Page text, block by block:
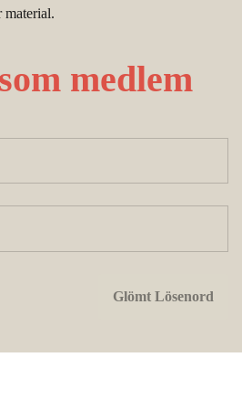
material.
medlem